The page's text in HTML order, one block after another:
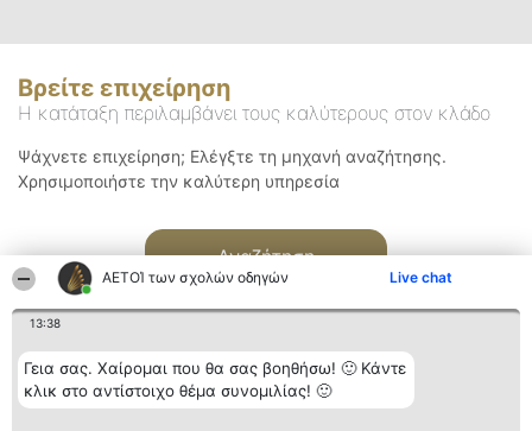
ΑΕΤΟΊ των σχολών οδηγών Live chat
13:38
Γεια σας. Χαίρομαι που θα σας βοηθήσω! 🙂 Κάντε
κλικ στο αντίστοιχο θέμα συνομιλίας! 🙂
Βρείτε επιχείρηση
Η κατάταξη περιλαμβάνει τους καλύτερους στον κλάδο
Ψάχνετε επιχείρηση; Ελέγξτε τη μηχανή αναζήτησης.
Χρησιμοποιήστε την καλύτερη υπηρεσία
Αναζήτηση